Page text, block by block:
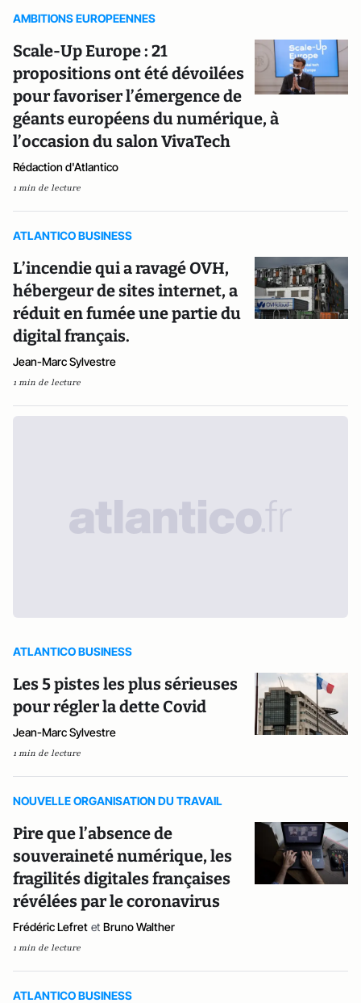
AMBITIONS EUROPEENNES
Scale-Up Europe : 21
propositions ont été dévoilées
pour favoriser l’émergence de
géants européens du numérique, à
l’occasion du salon VivaTech
Rédaction d'Atlantico
1 min de lecture
ATLANTICO BUSINESS
L’incendie qui a ravagé OVH,
hébergeur de sites internet, a
réduit en fumée une partie du
digital français.
Jean-Marc Sylvestre
1 min de lecture
ATLANTICO BUSINESS
Les 5 pistes les plus sérieuses
pour régler la dette Covid
Jean-Marc Sylvestre
1 min de lecture
NOUVELLE ORGANISATION DU TRAVAIL
Pire que l’absence de
souveraineté numérique, les
fragilités digitales françaises
révélées par le coronavirus
Frédéric Lefret et Bruno Walther
1 min de lecture
ATLANTICO BUSINESS